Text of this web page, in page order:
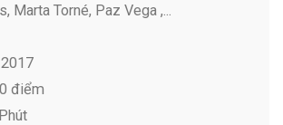
Marta Torné, Paz Vega ,...
điểm